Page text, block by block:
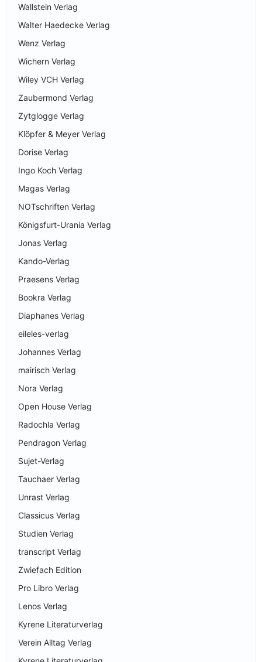
Wallstein Verlag
Walter Haedecke Verlag
Wenz Verlag
Wichern Verlag
Wiley VCH Verlag
Zaubermond Verlag
Zytglogge Verlag
Klöpfer & Meyer Verlag
Dorise Verlag
Ingo Koch Verlag
Magas Verlag
NOTschriften Verlag
Königsfurt-Urania Verlag
Jonas Verlag
Kando-Verlag
Praesens Verlag
Bookra Verlag
Diaphanes Verlag
eileles-verlag
Johannes Verlag
mairisch Verlag
Nora Verlag
Open House Verlag
Radochla Verlag
Pendragon Verlag
Sujet-Verlag
Tauchaer Verlag
Unrast Verlag
Classicus Verlag
Studien Verlag
transcript Verlag
Zwiefach Edition
Pro Libro Verlag
Lenos Verlag
Kyrene Literaturverlag
Verein Alltag Verlag